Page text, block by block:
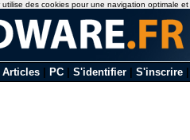
Articles PC S'identifier S'inscrire
utilise des cookies pour une navigation optimale